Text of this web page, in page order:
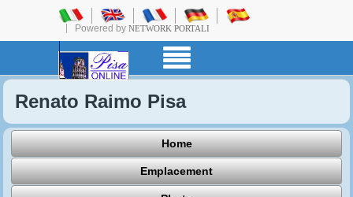
Powered by NETWORK PORTALI
Renato Raimo Pisa
Home
Emplacement